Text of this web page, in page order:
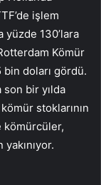
işlem
yüzde 130’lara
Kömür
bin doları gördü.
son bir yılda
stoklarının
kömürcüler,